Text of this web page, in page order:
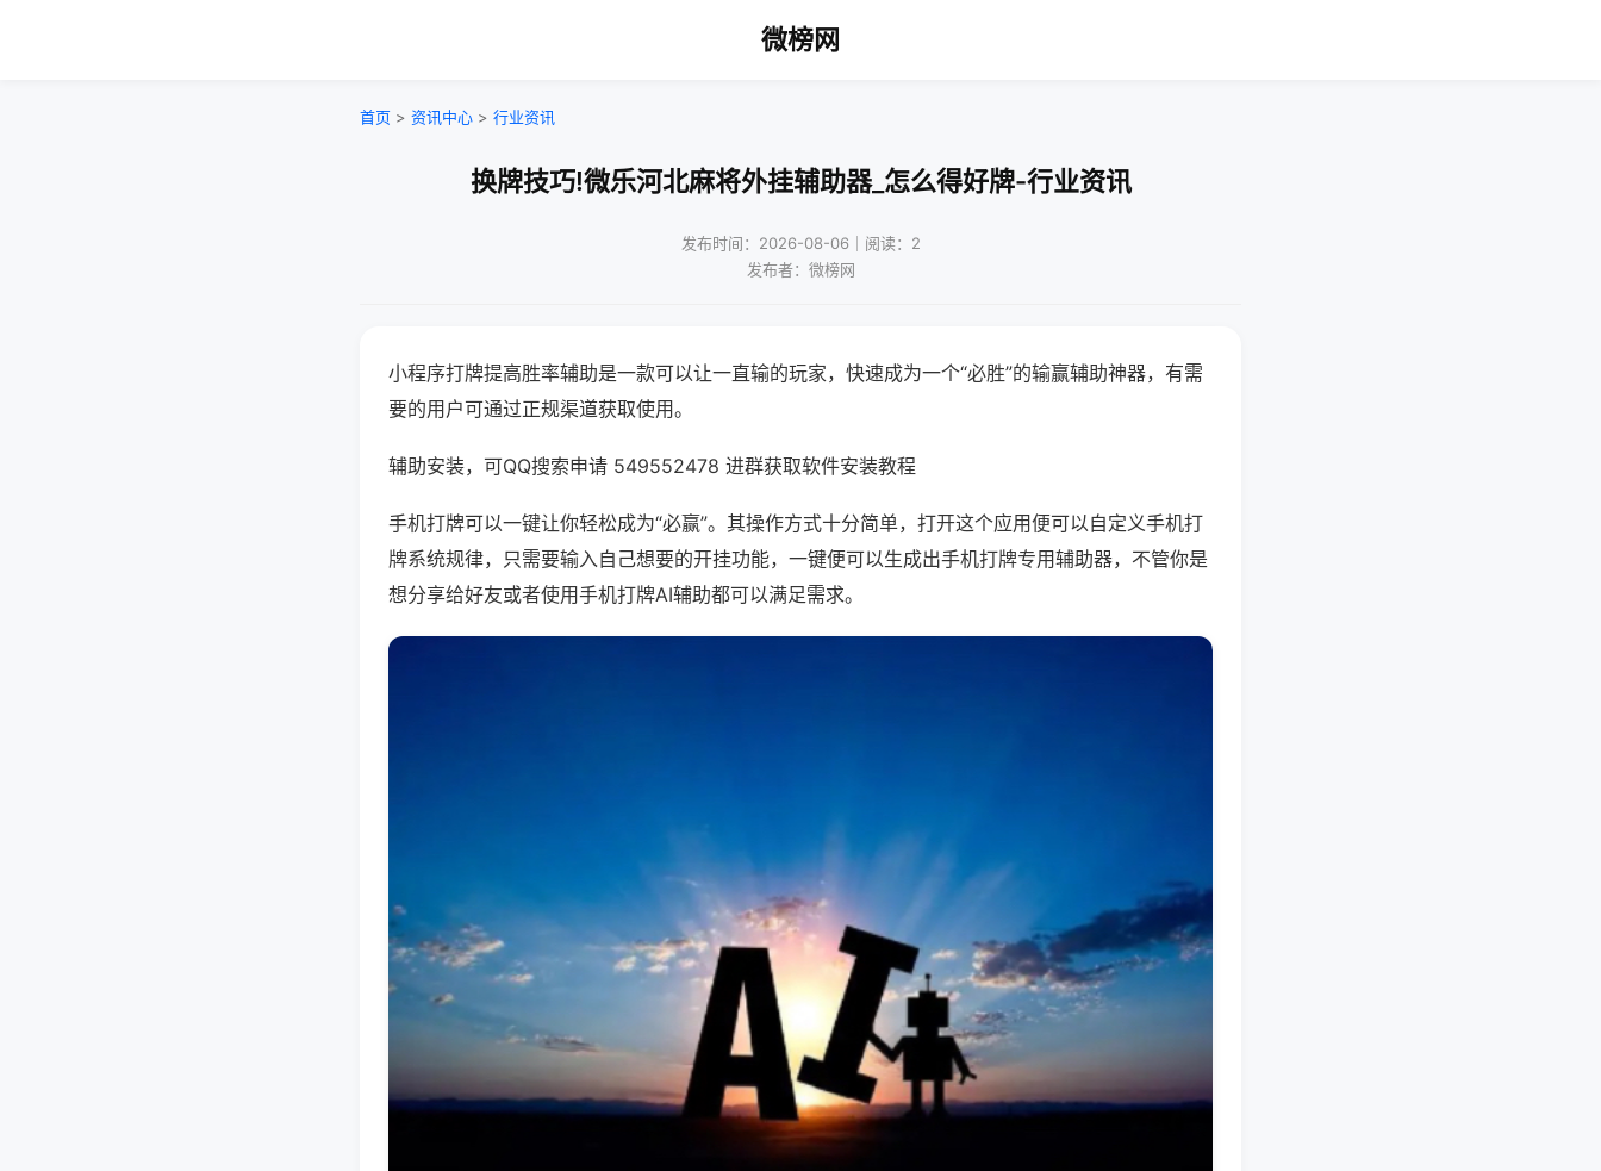
微榜网
首页 > 资讯中心 > 行业资讯
换牌技巧!微乐河北麻将外挂辅助器_怎么得好牌-行业资讯
发布时间：2026-08-06｜阅读：2
发布者：微榜网
小程序打牌提高胜率辅助是一款可以让一直输的玩家，快速成为一个“必胜”的输赢辅助神器，有需
要的用户可通过正规渠道获取使用。
辅助安装，可QQ搜索申请 549552478 进群获取软件安装教程
手机打牌可以一键让你轻松成为“必赢”。其操作方式十分简单，打开这个应用便可以自定义手机打
牌系统规律，只需要输入自己想要的开挂功能，一键便可以生成出手机打牌专用辅助器，不管你是
想分享给好友或者使用手机打牌AI辅助都可以满足需求。